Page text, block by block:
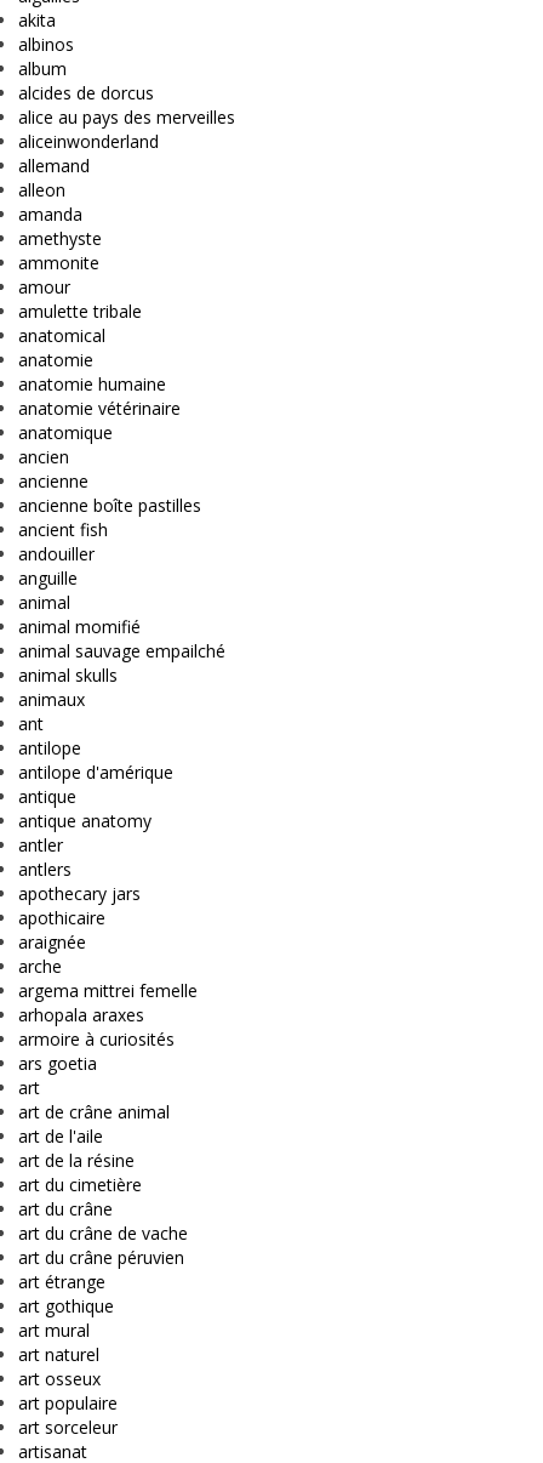
akita
albinos
album
alcides de dorcus
alice au pays des merveilles
aliceinwonderland
allemand
alleon
amanda
amethyste
ammonite
amour
amulette tribale
anatomical
anatomie
anatomie humaine
anatomie vétérinaire
anatomique
ancien
ancienne
ancienne boîte pastilles
ancient fish
andouiller
anguille
animal
animal momifié
animal sauvage empailché
animal skulls
animaux
ant
antilope
antilope d'amérique
antique
antique anatomy
antler
antlers
apothecary jars
apothicaire
araignée
arche
argema mittrei femelle
arhopala araxes
armoire à curiosités
ars goetia
art
art de crâne animal
art de l'aile
art de la résine
art du cimetière
art du crâne
art du crâne de vache
art du crâne péruvien
art étrange
art gothique
art mural
art naturel
art osseux
art populaire
art sorceleur
artisanat